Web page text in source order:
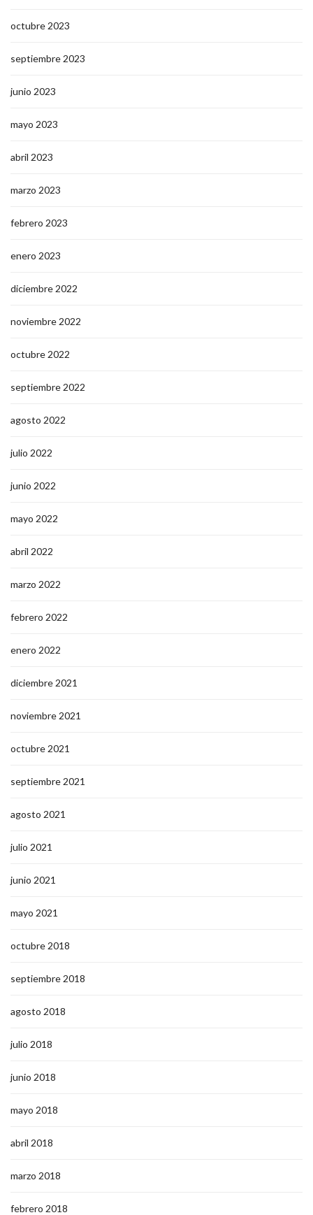
octubre 2023
septiembre 2023
junio 2023
mayo 2023
abril 2023
marzo 2023
febrero 2023
enero 2023
diciembre 2022
noviembre 2022
octubre 2022
septiembre 2022
agosto 2022
julio 2022
junio 2022
mayo 2022
abril 2022
marzo 2022
febrero 2022
enero 2022
diciembre 2021
noviembre 2021
octubre 2021
septiembre 2021
agosto 2021
julio 2021
junio 2021
mayo 2021
octubre 2018
septiembre 2018
agosto 2018
julio 2018
junio 2018
mayo 2018
abril 2018
marzo 2018
febrero 2018